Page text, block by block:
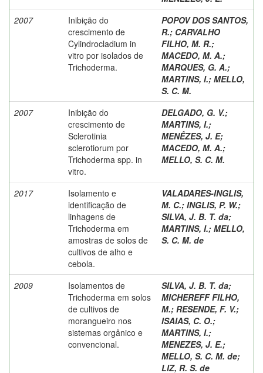
2007
Inibição do
crescimento de
Cylindrocladium in
vitro por isolados de
Trichoderma.
POPOV DOS SANTOS,
R.; CARVALHO
FILHO, M. R.;
MACEDO, M. A.;
MARQUES, G. A.;
MARTINS, I.; MELLO,
S. C. M.
2007
Inibição do
crescimento de
Sclerotinia
sclerotiorum por
Trichoderma spp. in
vitro.
DELGADO, G. V.;
MARTINS, I.;
MENÊZES, J. E;
MACEDO, M. A.;
MELLO, S. C. M.
2017
Isolamento e
identificação de
linhagens de
Trichoderma em
amostras de solos de
cultivos de alho e
cebola.
VALADARES-INGLIS,
M. C.; INGLIS, P. W.;
SILVA, J. B. T. da;
MARTINS, I.; MELLO,
S. C. M. de
2009
Isolamentos de
Trichoderma em solos
de cultivos de
morangueiro nos
sistemas orgânico e
convencional.
SILVA, J. B. T. da;
MICHEREFF FILHO,
M.; RESENDE, F. V.;
ISAIAS, C. O.;
MARTINS, I.;
MENEZES, J. E.;
MELLO, S. C. M. de;
LIZ, R. S. de